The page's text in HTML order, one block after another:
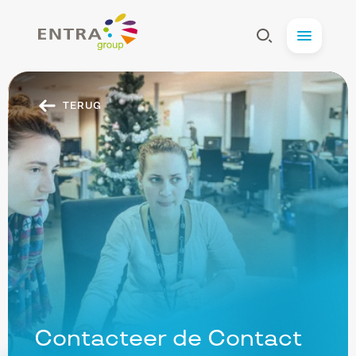
Menu
secundaire
navigation
Afficher
Recherche
Contacteer de Contact
TERUG